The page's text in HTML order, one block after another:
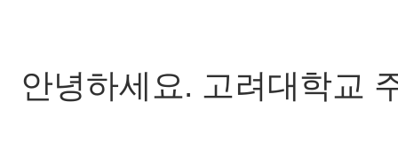
안녕하세요. 고려대학교